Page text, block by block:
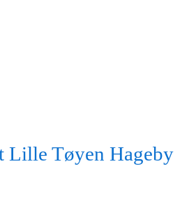
Lille Tøyen Hageby